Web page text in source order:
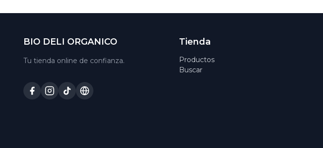
BIO DELI ORGANICO
Tu tienda online de confianza.
Tienda
Productos
Buscar